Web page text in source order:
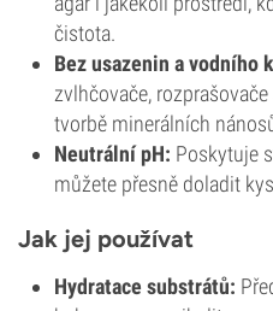
čistota.
Bez usazenin a vodního
zvlhčovače,
tvorbě minerálních
Neutrální pH: Poskytuje
můžete přesně doladit
Jak jej používat
Hydratace substrátů: